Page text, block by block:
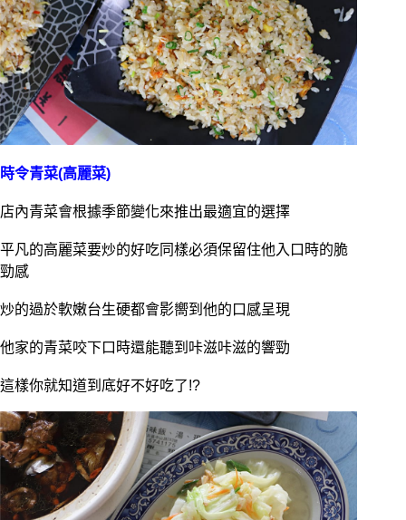
時令青菜(高麗菜)
店內青菜會根據季節變化來推出最適宜的選擇
平凡的高麗菜要炒的好吃同樣必須保留住他入口時的脆
勁感
炒的過於軟嫩台生硬都會影嚮到他的口感呈現
他家的青菜咬下口時還能聽到咔滋咔滋的響勁
這樣你就知道到底好不好吃了!?